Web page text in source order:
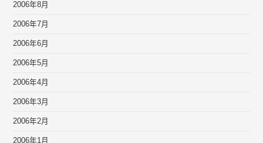
2006年8月
2006年7月
2006年6月
2006年5月
2006年4月
2006年3月
2006年2月
2006年1月